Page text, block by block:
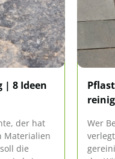
| 8 Ideen
der hat
Materialien
die
Wer